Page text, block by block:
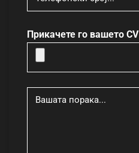
Прикачете го вашето CV